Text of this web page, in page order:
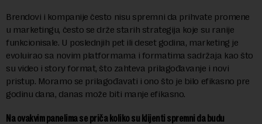
Brendovi i kompanije često nisu spremni da prihvate promene
u marketingu, često se drže starih strategija koje su ranije
funkcionisale. U poslednjih pet ili deset godina, marketing je
evoluirao sa novim platformama i formatima sadržaja kao što
su video i story format, što zahteva prilagođavanje i novi
pristup. Moramo se prilagođavati i ono što je bilo efikasno pre
godinu dana, danas može biti manje efikasno.
Na ovakvim panelima se priča koliko su klijenti spremni da budu